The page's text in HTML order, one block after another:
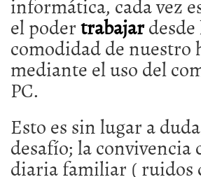
el podertrabajardesde
comodidad de nuestro
mediante el uso del
PC.
Esto es sin lugar a
desafío; la
diaria familiar ( ruidos